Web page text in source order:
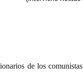
de los